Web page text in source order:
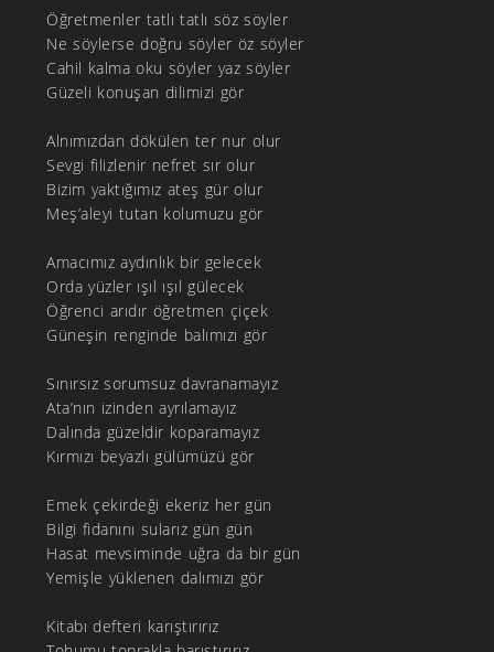
Öğretmenler tatlı tatlı söz söyler
Ne söylerse doğru söyler öz söyler
Cahil kalma oku söyler yaz söyler
Güzeli konuşan dilimizi gör
Alnımızdan dökülen ter nur olur
Sevgi filizlenir nefret sır olur
Bizim yaktığımız ateş gür olur
Meş’aleyi tutan kolumuzu gör
Amacımız aydınlık bir gelecek
Orda yüzler ışıl ışıl gülecek
Öğrenci arıdır öğretmen çiçek
Güneşin renginde balımızı gör
Sınırsız sorumsuz davranamayız
Ata’nın izinden ayrılamayız
Dalında güzeldir koparamayız
Kırmızı beyazlı gülümüzü gör
Emek çekirdeği ekeriz her gün
Bilgi fidanını sularız gün gün
Hasat mevsiminde uğra da bir gün
Yemişle yüklenen dalımızı gör
Kitabı defteri karıştırırız